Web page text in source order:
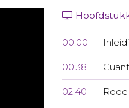
00:00
00:38
02:40